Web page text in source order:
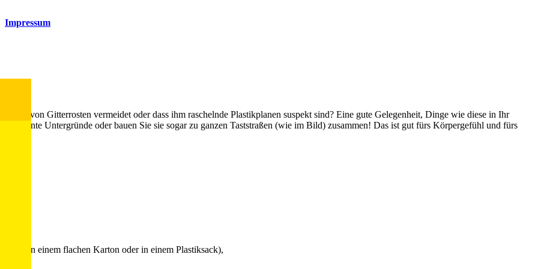
Impressum
von Gitterrosten vermeidet oder dass ihm raschelnde Plastikplanen suspekt sind? Eine gute Gelegenheit, Dinge wie diese in Ihr
Untergründe oder bauen Sie sie sogar zu ganzen Taststraßen (wie im Bild) zusammen! Das ist gut fürs Körpergefühl und fürs
in einem flachen Karton oder in einem Plastiksack),